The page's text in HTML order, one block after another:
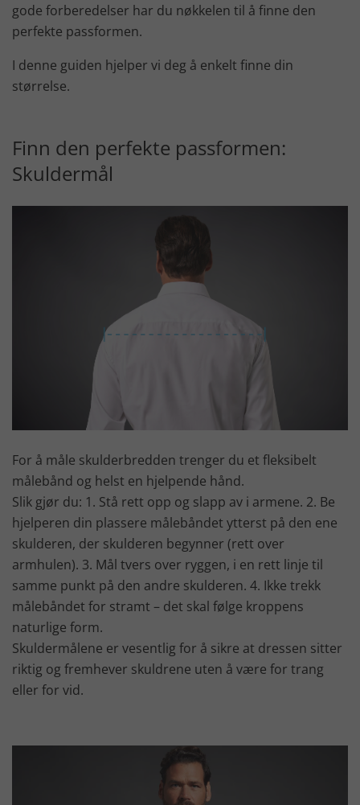
gode forberedelser har du nøkkelen til å finne den
perfekte passformen.
I denne guiden hjelper vi deg å enkelt finne din
størrelse.
Finn den perfekte passformen:
Skuldermål
For å måle skulderbredden trenger du et fleksibelt
målebånd og helst en hjelpende hånd.
Slik gjør du: 1. Stå rett opp og slapp av i armene. 2. Be
hjelperen din plassere målebåndet ytterst på den ene
skulderen, der skulderen begynner (rett over
armhulen). 3. Mål tvers over ryggen, i en rett linje til
samme punkt på den andre skulderen. 4. Ikke trekk
målebåndet for stramt – det skal følge kroppens
naturlige form.
Skuldermålene er vesentlig for å sikre at dressen sitter
riktig og fremhever skuldrene uten å være for trang
eller for vid.